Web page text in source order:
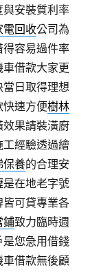
與安裝質利率
電回收公司為
容易過件率
借款大家更
當日取得理想
快速方便樹林
果請裝潢廚
經驗透過繪
保養的合理安
在地老字號
可貸專業各
鋪致力臨時週
您急用借錢
借款無後顧